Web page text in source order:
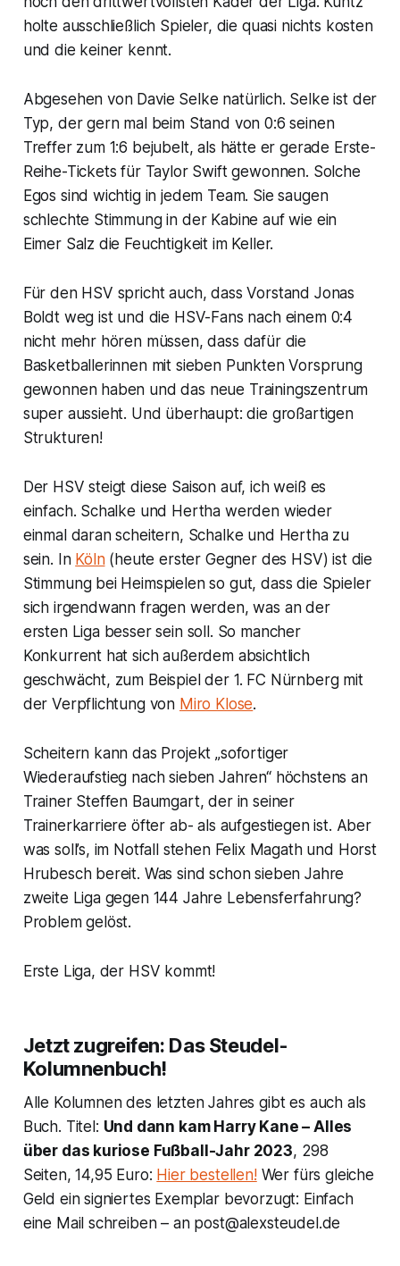
holte ausschließlich Spieler, die quasi nichts kosten
und die keiner kennt.
Abgesehen von Davie Selke natürlich. Selke ist der
Typ, der gern mal beim Stand von 0:6 seinen
Treffer zum 1:6 bejubelt, als hätte er gerade Erste-
Reihe-Tickets für Taylor Swift gewonnen. Solche
Egos sind wichtig in jedem Team. Sie saugen
schlechte Stimmung in der Kabine auf wie ein
Eimer Salz die Feuchtigkeit im Keller.
Für den HSV spricht auch, dass Vorstand Jonas
Boldt weg ist und die HSV-Fans nach einem 0:4
nicht mehr hören müssen, dass dafür die
Basketballerinnen mit sieben Punkten Vorsprung
gewonnen haben und das neue Trainingszentrum
super aussieht. Und überhaupt: die großartigen
Strukturen!
Der HSV steigt diese Saison auf, ich weiß es
einfach. Schalke und Hertha werden wieder
einmal daran scheitern, Schalke und Hertha zu
sein. In Köln(heute erster Gegner des HSV) ist die
Stimmung bei Heimspielen so gut, dass die Spieler
sich irgendwann fragen werden, was an der
ersten Liga besser sein soll. So mancher
Konkurrent hat sich außerdem absichtlich
geschwächt, zum Beispiel der 1. FC Nürnberg mit
der Verpflichtung von Miro Klose.
Scheitern kann das Projekt „sofortiger
Wiederaufstieg nach sieben Jahren“ höchstens an
Trainer Steffen Baumgart, der in seiner
Trainerkarriere öfter ab- als aufgestiegen ist. Aber
was soll’s, im Notfall stehen Felix Magath und Horst
Hrubesch bereit. Was sind schon sieben Jahre
zweite Liga gegen 144 Jahre Lebensferfahrung?
Problem gelöst.
Erste Liga, der HSV kommt!
Jetzt zugreifen: Das Steudel-
Kolumnenbuch!
Alle Kolumnen des letzten Jahres gibt es auch als
Buch. Titel: Und dann kam Harry Kane – Alles
über das kuriose Fußball-Jahr 2023, 298
Seiten, 14,95 Euro: Hier bestellen!Wer fürs gleiche
Geld ein signiertes Exemplar bevorzugt: Einfach
eine Mail schreiben – an post@alexsteudel.de